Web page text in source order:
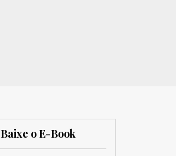
Baixe o E-Book